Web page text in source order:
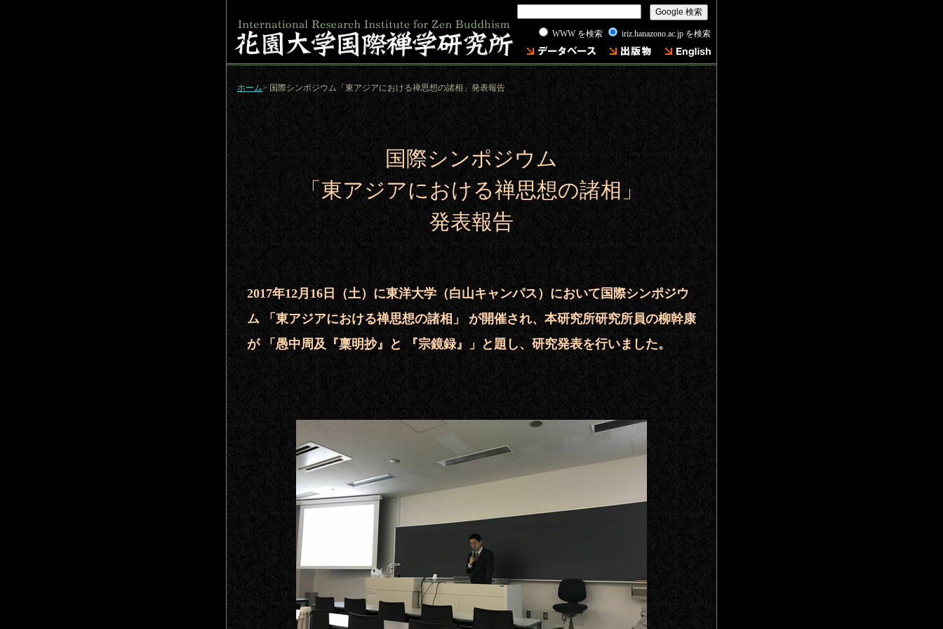
WWW を検索 iriz.hanazono.ac.jp を検索
ホーム> 国際シンポジウム「東アジアにおける禅思想の諸相」発表報告
国際シンポジウム
「東アジアにおける禅思想の諸相」
発表報告
2017年12月16日（土）に東洋大学（白山キャンパス）において国際シンポジウ
ム 「東アジアにおける禅思想の諸相」 が開催され、本研究所研究所員の柳幹康
が 「愚中周及『稟明抄』と 『宗鏡録』」と題し、研究発表を行いました。